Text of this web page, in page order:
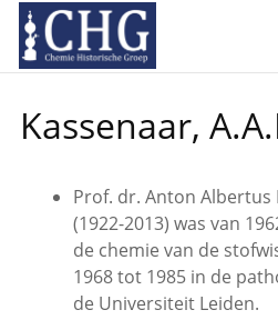
links
over
naar
de
Spring
naar
het
menu
Kassenaar,
Prof. dr. Anton Albertus
(1922-2013) was van
de chemie van de
1968 tot 1985 in de
de Universiteit Leiden.